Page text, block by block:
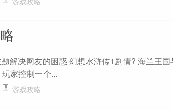
解决网友的困惑 幻想水浒传1剧情? 海兰王
家控制一个...
游戏攻略